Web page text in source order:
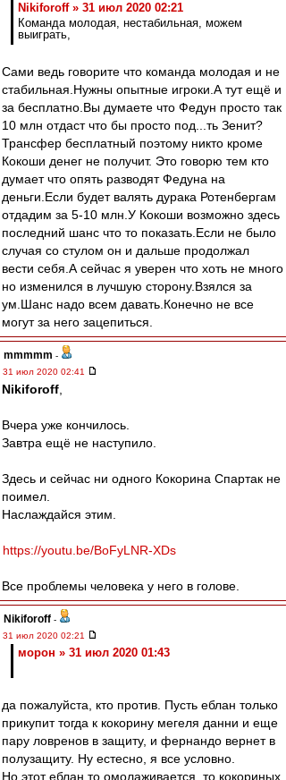
Nikiforoff » 31 июл 2020 02:21
Команда молодая, нестабильная, можем
выиграть,
Сами ведь говорите что команда молодая и не
стабильная.Нужны опытные игроки.А тут ещё и
за бесплатно.Вы думаете что Федун просто так
10 млн отдаст что бы просто под...ть Зенит?
Трансфер бесплатный поэтому никто кроме
Кокоши денег не получит. Это говорю тем кто
думает что опять разводят Федуна на
деньги.Если будет валять дурака Ротенбергам
отдадим за 5-10 млн.У Кокоши возможно здесь
последний шанс что то показать.Если не было
случая со стулом он и дальше продолжал
вести себя.А сейчас я уверен что хоть не много
но изменился в лучшую сторону.Взялся за
ум.Шанс надо всем давать.Конечно не все
могут за него зацепиться.
mmmmm -
31 июл 2020 02:41
Nikiforoff
Вчера уже кончилось.
Завтра ещё не наступило.
Здесь и сейчас ни одного Кокорина Спартак не
поимел.
Наслаждайся этим.
https://youtu.be/BoFyLNR-XDs
Все проблемы человека у него в голове.
Nikiforoff -
31 июл 2020 02:21
морон » 31 июл 2020 01:43
да пожалуйста, кто против. Пусть еблан только
прикупит тогда к кокорину мегеля данни и еще
пару ловренов в защиту, и фернандо вернет в
полузащиту. Ну естесно, я все условно.
Но этот еблан то омолаживается, то кокориных